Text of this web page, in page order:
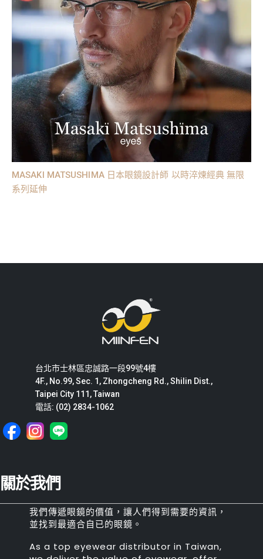
MASAKI MATSUSHIMA 日本眼鏡設計師 以時淬煉經典 無限
系列延伸
台北市士林區忠誠路一段99號4樓
4F., No.99, Sec. 1, Zhongcheng Rd., Shilin Dist.,
Taipei City 111, Taiwan
電話: (02) 2834-1062
關於我們
我們傳遞眼鏡的價值，讓人們得到需要的資訊，
並找到最適合自已的眼鏡。
As a top eyewear distributor in Taiwan,